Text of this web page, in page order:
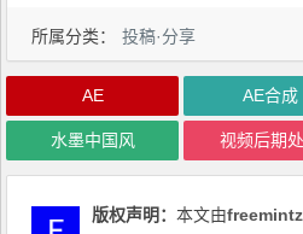
所属分类： 投稿·分享
AE AE合成
水墨中国风 视频后期
版权声明：本文由freemintz